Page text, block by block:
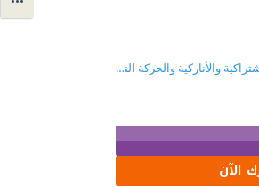
سبل مقترحة إلى الحرية: الاشتراكية والأناركية والحركة النقابية
الآن